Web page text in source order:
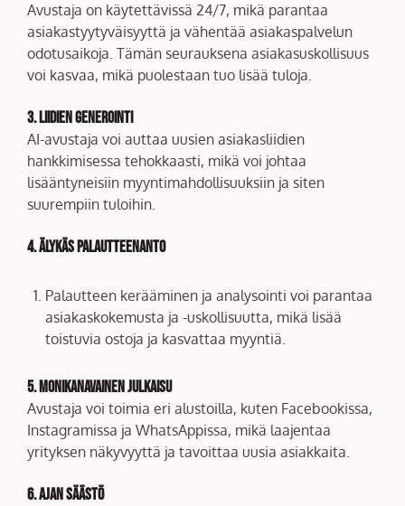
Avustaja on käytettävissä 24/7, mikä parantaa
asiakastyytyväisyyttä ja vähentää asiakaspalvelun
odotusaikoja. Tämän seurauksena asiakasuskollisuus
voi kasvaa, mikä puolestaan tuo lisää tuloja.
3. Liidien generointi
AI-avustaja voi auttaa uusien asiakasliidien
hankkimisessa tehokkaasti, mikä voi johtaa
lisääntyneisiin myyntimahdollisuuksiin ja siten
suurempiin tuloihin.
4. Älykäs palautteenanto
Palautteen kerääminen ja analysointi voi parantaa
asiakaskokemusta ja -uskollisuutta, mikä lisää
toistuvia ostoja ja kasvattaa myyntiä.
5. Monikanavainen julkaisu
Avustaja voi toimia eri alustoilla, kuten Facebookissa,
Instagramissa ja WhatsAppissa, mikä laajentaa
yrityksen näkyvyyttä ja tavoittaa uusia asiakkaita.
6. Ajan säästö